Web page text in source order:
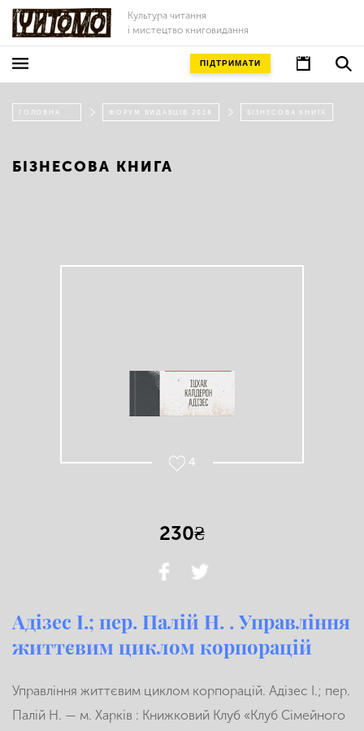
Культура читання
і мистецтво книговидання
ПІДТРИМАТИ
ГОЛОВНА ФОРУМ ВИДАВЦІВ 2018 БІЗНЕСОВА КНИГА
БІЗНЕСОВА КНИГА
4
230₴
Адізес І.; пер. Палій Н. . Управління
життєвим циклом корпорацій
Управління життєвим циклом корпорацій. Адізес І.; пер.
Палій Н. — м. Харків : Книжковий Клуб «Клуб Сімейного